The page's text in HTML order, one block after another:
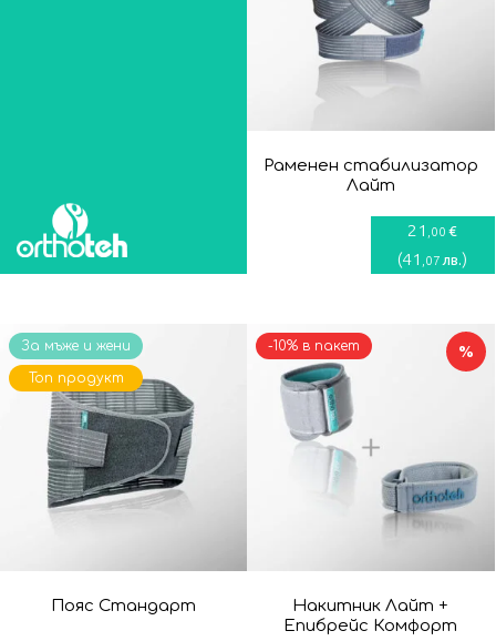
Раменен стабилизатор
Лайт
21 ,00 €
(41 ,07 лв.)
Пояс Стандарт
За мъже и жени
Топ продукт
%
Накитник Лайт +
Епибрейс Комфорт
-10% в пакет